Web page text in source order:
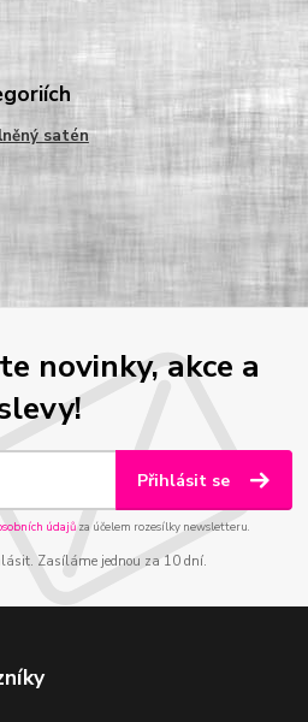
satén
novinky, akce a
Přihlásit se
údajůza účelem rozesílky newsletteru.
Zasíláme jednou za 10 dní.